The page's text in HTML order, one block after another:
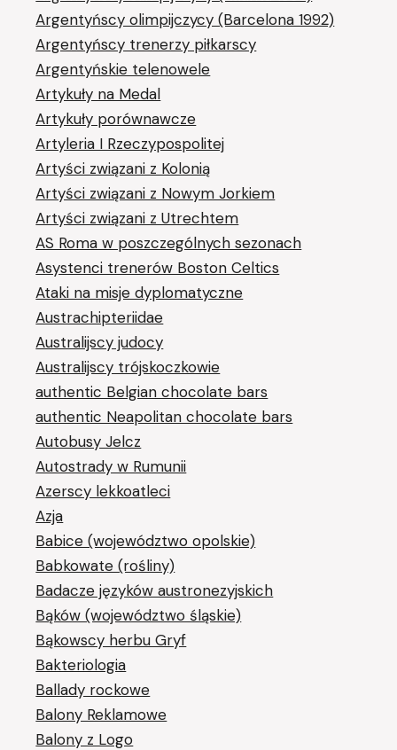
Argentyńscy olimpijczycy (Barcelona 1992)
Argentyńscy trenerzy piłkarscy
Argentyńskie telenowele
Artykuły na Medal
Artykuły porównawcze
Artyleria I Rzeczypospolitej
Artyści związani z Kolonią
Artyści związani z Nowym Jorkiem
Artyści związani z Utrechtem
AS Roma w poszczególnych sezonach
Asystenci trenerów Boston Celtics
Ataki na misje dyplomatyczne
Austrachipteriidae
Australijscy judocy
Australijscy trójskoczkowie
authentic Belgian chocolate bars
authentic Neapolitan chocolate bars
Autobusy Jelcz
Autostrady w Rumunii
Azerscy lekkoatleci
Azja
Babice (województwo opolskie)
Babkowate (rośliny)
Badacze języków austronezyjskich
Bąków (województwo śląskie)
Bąkowscy herbu Gryf
Bakteriologia
Ballady rockowe
Balony Reklamowe
Balony z Logo